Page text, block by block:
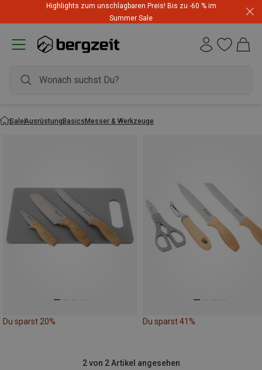
Highlights zum unschlagbaren Preis! Bis zu -60 % im
Summer Sale
SaleAusrüstungBasicsMesser & Werkzeuge
Du sparst 20% Du sparst 41%
2 von 2 Artikel angesehen